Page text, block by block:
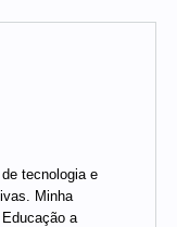
tecnologia e
Minha
a